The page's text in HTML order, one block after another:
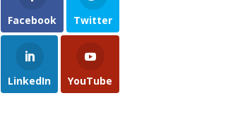
Facebook Twitter
LinkedIn YouTube